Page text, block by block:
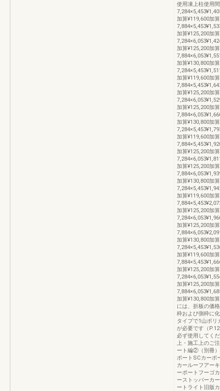
使用凍上柱使用
加算¥119,600加
加算¥125,200加
加算¥125,200加
加算¥130,800加
加算¥119,600加
加算¥125,200加
加算¥125,200加
加算¥130,800加
加算¥119,600加
加算¥125,200加
加算¥125,200加
加算¥130,800加
加算¥119,600加
加算¥125,200加
加算¥125,200加
加算¥130,800加
加算¥119,600加
加算¥125,200加
加算¥125,200加
加算¥130,800加
には、折板の価
枠および側枠に
タイプで1山ポ
が必要です（
必ず使用してく
上・施工上のご
ート編②（別冊）
ポートSCカーポ
カールーフアー
ーポートフーゴ
ーストッパーカ
ートライト旧版